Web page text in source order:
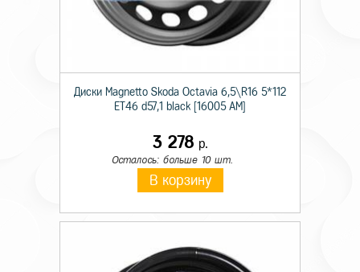
Диски Magnetto Skoda Octavia 6,5\R16 5*112
ET46 d57,1 black [16005 AM]
3 278 р.
Осталось: больше 10 шт.
В корзину